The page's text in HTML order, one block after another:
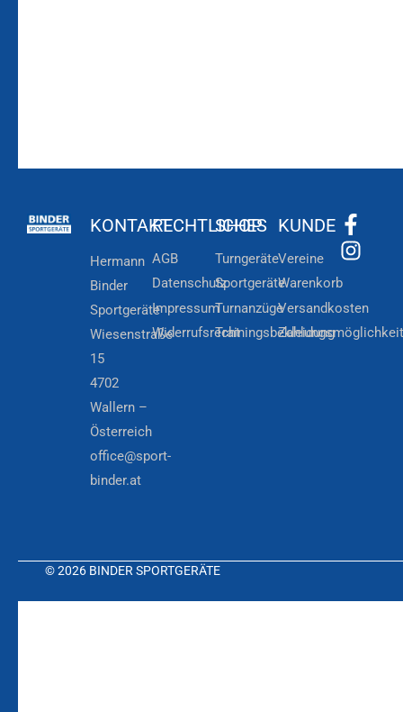
KONTAKT
Hermann
Binder
Sportgeräte
Wiesenstraße
15
4702
Wallern –
Österreich
office@sport-
binder.at
RECHTLICHES
AGB
Datenschutz
Impressum
Widerrufsrecht
SHOP
Turngeräte
Sportgeräte
Turnanzüge
Trainingsbekleidung
KUNDE
Vereine
Warenkorb
Versandkosten
© 2026 BINDER SPORTGERÄTE